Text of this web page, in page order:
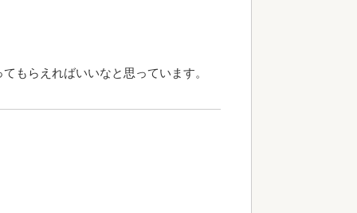
もらえればいいなと思っています。